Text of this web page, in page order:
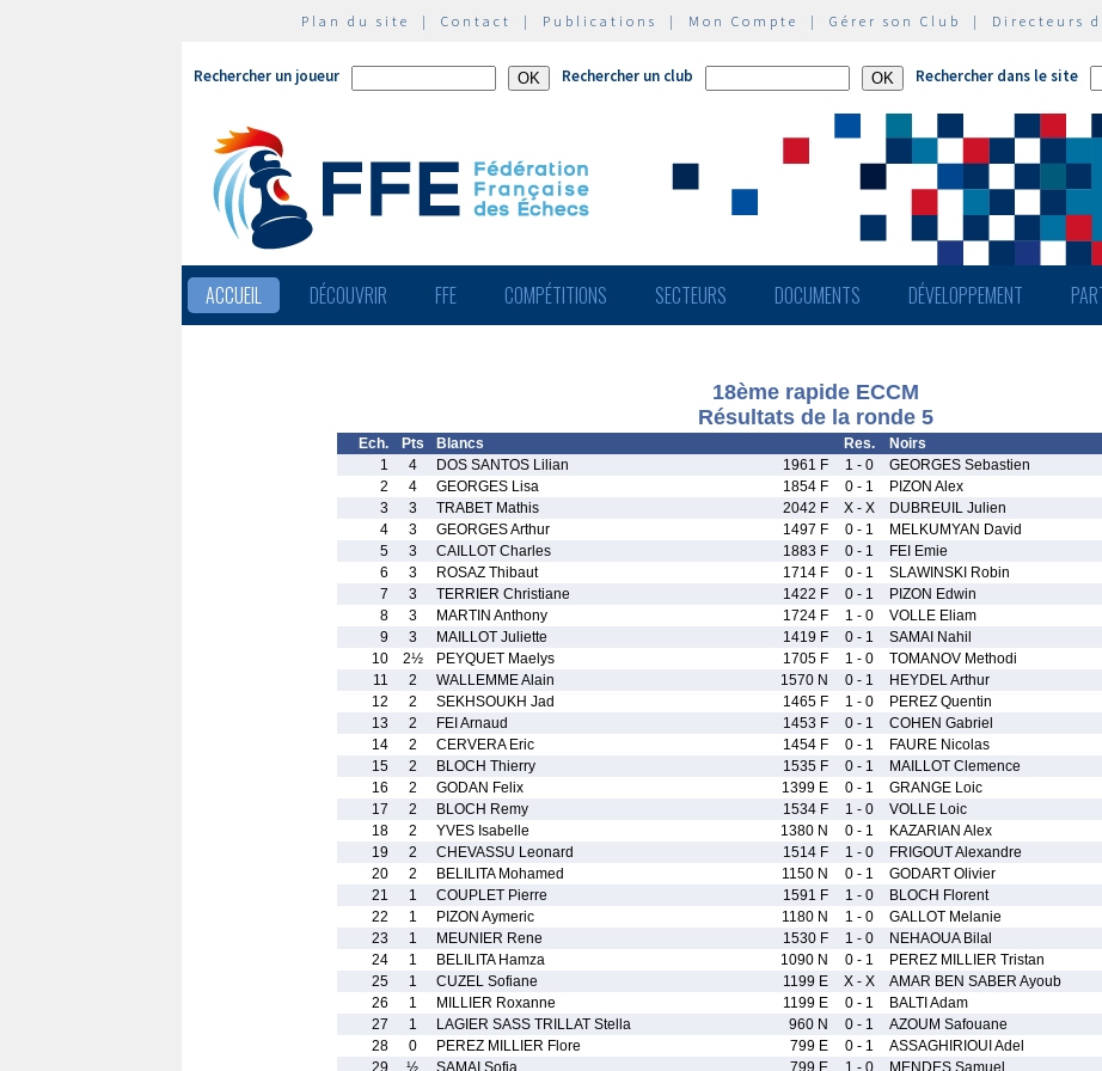
Plan du site | Contact | Publications | Mon Compte | Gérer son Club | Directeurs
Rechercher un joueur Rechercher un club Rechercher dans le site
ACCUEIL DÉCOUVRIR FFE COMPÉTITIONS SECTEURS DOCUMENTS DÉVELOPPEMENT
18ème rapide ECCM
Résultats de la ronde 5
Ech. Pts Blancs Res. Noirs
1
4 DOS SANTOS Lilian 1961 F 1 - 0 GEORGES Sebastien
2
4 GEORGES Lisa 1854 F 0 - 1 PIZON Alex
3
3 TRABET Mathis 2042 F X - X DUBREUIL Julien
4
3 GEORGES Arthur 1497 F 0 - 1 MELKUMYAN David
5
3 CAILLOT Charles 1883 F 0 - 1 FEI Emie
6
3 ROSAZ Thibaut 1714 F 0 - 1 SLAWINSKI Robin
7
3 TERRIER Christiane 1422 F 0 - 1 PIZON Edwin
8
3 MARTIN Anthony 1724 F 1 - 0 VOLLE Eliam
9
3 MAILLOT Juliette 1419 F 0 - 1 SAMAI Nahil
10
2½ PEYQUET Maelys 1705 F 1 - 0 TOMANOV Methodi
11
2 WALLEMME Alain 1570 N 0 - 1 HEYDEL Arthur
12
2 SEKHSOUKH Jad 1465 F 1 - 0 PEREZ Quentin
13
2 FEI Arnaud 1453 F 0 - 1 COHEN Gabriel
14
2 CERVERA Eric 1454 F 0 - 1 FAURE Nicolas
15
2 BLOCH Thierry 1535 F 0 - 1 MAILLOT Clemence
16
2 GODAN Felix 1399 E 0 - 1 GRANGE Loic
17
2 BLOCH Remy 1534 F 1 - 0 VOLLE Loic
18
2 YVES Isabelle 1380 N 0 - 1 KAZARIAN Alex
19
2 CHEVASSU Leonard 1514 F 1 - 0 FRIGOUT Alexandre
20
2 BELILITA Mohamed 1150 N 0 - 1 GODART Olivier
21
1 COUPLET Pierre 1591 F 1 - 0 BLOCH Florent
22
1 PIZON Aymeric 1180 N 1 - 0 GALLOT Melanie
23
1 MEUNIER Rene 1530 F 1 - 0 NEHAOUA Bilal
24
1 BELILITA Hamza 1090 N 0 - 1 PEREZ MILLIER Tristan
25
1 CUZEL Sofiane 1199 E X - X AMAR BEN SABER Ayoub
26
1 MILLIER Roxanne 1199 E 0 - 1 BALTI Adam
27
1 LAGIER SASS TRILLAT Stella 960 N 0 - 1 AZOUM Safouane
28
0 PEREZ MILLIER Flore 799 E 0 - 1 ASSAGHIRIOUI Adel
29
½ SAMAI Sofia 799 E 1 - 0 MENDES Samuel